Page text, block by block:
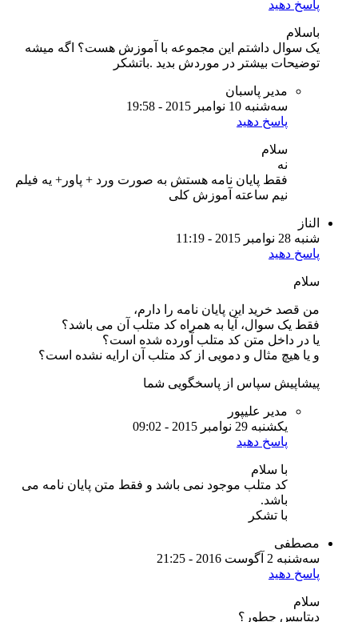
پاسخ دهید
باسلام
یک سوال داشتم این مجموعه با آموزش هست؟ اگه میشه
توضیحات بیشتر در موردش بدید .باتشکر
مدیر پاسبان
سه‌شنبه 10 نوامبر 2015 - 19:58
پاسخ دهید
سلام
نه
فقط پایان نامه هستش به صورت ورد + پاور+ یه فیلم
نیم ساعته آموزش کلی
الناز
شنبه 28 نوامبر 2015 - 11:19
پاسخ دهید
سلام
من قصد خرید این پایان نامه را دارم،
فقط یک سوال، آیا به همراه کد متلب آن می باشد‌؟‌
یا در داخل متن کد متلب آورده شده است؟‌
و یا هیچ مثال و دمویی از کد متلب آن ارایه نشده است؟‌
پیشاپیش سپاس از پاسخگویی شما
مدیر علیپور
یکشنبه 29 نوامبر 2015 - 09:02
پاسخ دهید
با سلام
کد متلب موجود نمی باشد و فقط متن پایان نامه می
باشد.
با تشکر
مصطفی
سه‌شنبه 2 آگوست 2016 - 21:25
پاسخ دهید
سلام
دیتابیس چطور؟